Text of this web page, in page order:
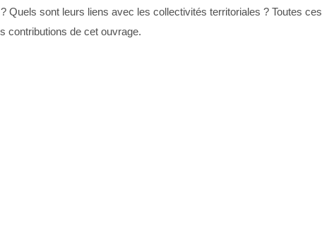
Quels sont leurs liens avec les collectivités territoriales ? Toutes ces
contributions de cet ouvrage.